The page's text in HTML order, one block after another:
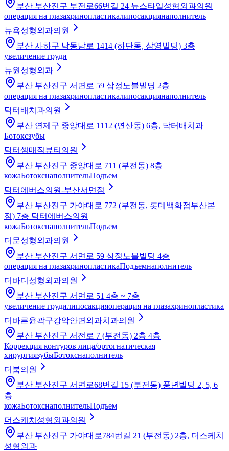
부산 부산진구 부전로66번길 24 뉴스타일성형외과의원
операция на глазахринопластикалипосакциянаполнитель
뉴욕성형외과의원
부산 사하구 낙동남로 1414 (하단동, 삼영빌딩) 3층
увеличение груди
뉴원성형외과
부산 부산진구 서면로 59 삼정노블빌딩 2층
операция на глазахринопластикалипосакциянаполнитель
닥터배치과의원
부산 연제구 중앙대로 1112 (연산동) 6층, 닥터배치과
Ботоксзубы
닥터셈매직뷰티의원
부산 부산진구 중앙대로 711 (부전동) 8층
кожаБотокснаполнительПодъем
닥터에버스의원-부산서면점
부산 부산진구 가야대로 772 (부전동, 롯데백화점부산본
점) 7층 닥터에버스의원
кожаБотокснаполнительПодъем
더문성형외과의원
부산 부산진구 서면로 59 삼정노블빌딩 4층
операция на глазахринопластикаПодъемнаполнитель
더바디성형외과의원
부산 부산진구 서면로 51 4층 ~ 7층
увеличение грудилипосакцияоперация на глазахринопластика
더바른윤곽구강악안면외과치과의원
부산 부산진구 서전로 7 (부전동) 2층 4층
Коррекция контуров лица/ортогнатическая
хирургиязубыБотокснаполнитель
더붐의원
부산 부산진구 서면로68번길 15 (부전동) 풍년빌딩 2, 5, 6
층
кожаБотокснаполнительПодъем
더스케치성형외과의원
부산 부산진구 가야대로784번길 21 (부전동) 2층, 더스케치
성형외과